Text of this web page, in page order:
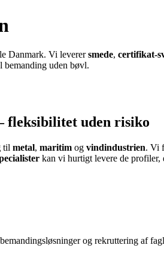
Danmark. Vi leverersmede, certifikat-
bemanding uden bøvl.
fleksibilitet uden risiko
til metal, maritim og vindindustrien. Vi
kan vi hurtigt levere de